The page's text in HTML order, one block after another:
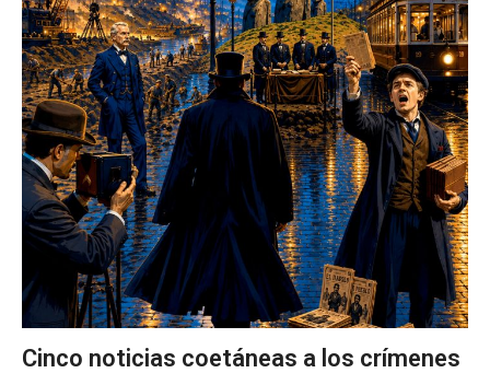
Cinco noticias coetáneas a los crímenes